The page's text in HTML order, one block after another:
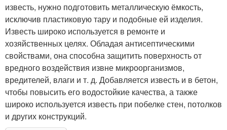
известь, нужно подготовить металлическую ёмкость,
исключив пластиковую тару и подобные ей изделия.
Известь широко используется в ремонте и
хозяйственных целях. Обладая антисептическими
свойствами, она способна защитить поверхность от
вредного воздействия извне микроорганизмов,
вредителей, влаги и т. д. Добавляется известь и в бетон,
чтобы повысить его водостойкие качества, а также
широко используется известь при побелке стен, потолков
и других конструкций.